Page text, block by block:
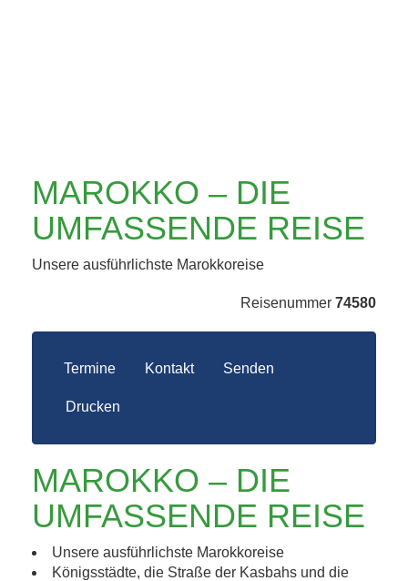
MAROKKO – DIE
UMFASSENDE REISE
Unsere ausführlichste Marokkoreise
Reisenummer 74580
Termine Kontakt Senden
Drucken
MAROKKO – DIE
UMFASSENDE REISE
Unsere ausführlichste Marokkoreise
Königsstädte, die Straße der Kasbahs und die